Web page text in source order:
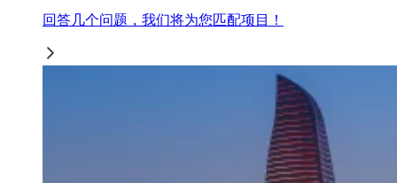
回答几个问题，我们将为您匹配项目！